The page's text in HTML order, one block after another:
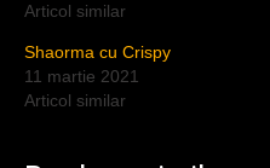
Articol similar
Shaorma cu Crispy
11 martie 2021
Articol similar